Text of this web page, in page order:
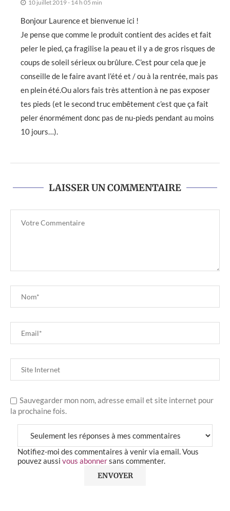
10 juillet 2019 - 14 h 05 min
Bonjour Laurence et bienvenue ici !
Je pense que comme le produit contient des acides et fait
peler le pied, ça fragilise la peau et il y a de gros risques de
coups de soleil sérieux ou brûlure. C’est pour cela que je
conseille de le faire avant l’été et / ou à la rentrée, mais pas
en plein été.Ou alors fais très attention à ne pas exposer
tes pieds (et le second truc embêtement c’est que ça fait
peler énormément donc pas de nu-pieds pendant au moins
10 jours…).
LAISSER UN COMMENTAIRE
Sauvegarder mon nom, adresse email et site internet pour
la prochaine fois.
Notifiez-moi des commentaires à venir via email. Vous
pouvez aussi vous abonnersans commenter.